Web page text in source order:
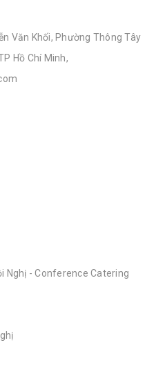
Văn Khối, Phường Thông Tây
Hồ Chí Minh,
Nghị - Conference Catering